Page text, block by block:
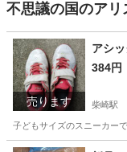
不思議の国のアリ
売ります
アシ
384円
柴崎駅
子どもサイズのスニーカー